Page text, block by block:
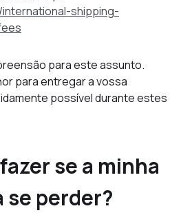
shipping-
para este assunto.
para entregar a vossa
possível durante estes
se a minha
perder?